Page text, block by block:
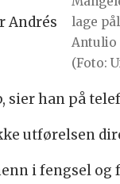
lage
Antulio
(Foto:
Andrés
sier han på
utførelsen
i fengsel